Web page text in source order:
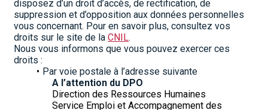
disposez d’un droit d’accès, de rectification, de
suppression et d’opposition aux données personnelles
vous concernant. Pour en savoir plus, consultez vos
droits sur le site de la CNIL.
Nous vous informons que vous pouvez exercer ces
droits :
Par voie postale à l’adresse suivante
A l’attention du DPO
				Direction des Ressources Humaines